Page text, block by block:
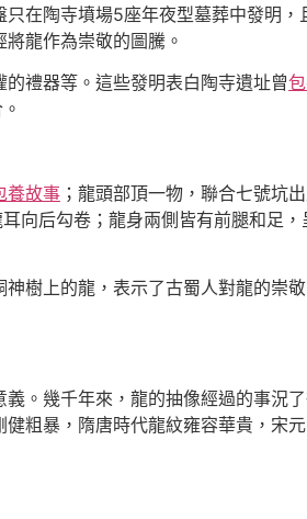
在陶寺墳場5座年夜型墓葬中發明，
龍作為崇敬的圖騰。
禮器等。這些發明表白陶寺遺址曾
養故事 ；龍頭部頂一物，聯合七號坑
向后勾卷；龍身兩側皆有前腿和足
樹上的龍，表示了古蜀人對龍的崇敬
。幾千年來，龍的抽像經過的事況
粗暴，隋唐時代龍紋雍容華貴，宋